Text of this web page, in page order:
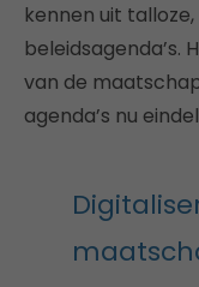
kennen uit
beleidsagenda’s.
van de
agenda’s nu